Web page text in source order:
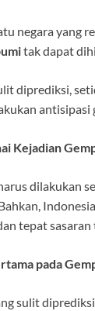
negara yang
tak dapat
diprediksi,
antisipasi
Kejadian
dilakukan
tepat
pada
sulit